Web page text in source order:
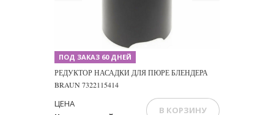
ПОД ЗАКАЗ 60 ДНЕЙ
РЕДУКТОР НАСАДКИ ДЛЯ ПЮРЕ БЛЕНДЕРА
BRAUN 7322115414
ЦЕНА
В КОРЗИНУ